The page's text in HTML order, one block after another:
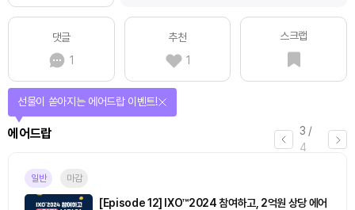
댓글
1
추천
1
스크랩
3 /
4
에어드랍
선물이 쏟아지는 에어드랍 이벤트!
일반 마감
[Episode 12] IXO™2024 참여하고, 2억원 상당 에어